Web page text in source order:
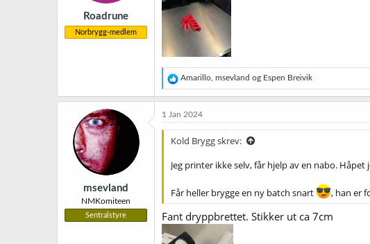
r
:
Roadrune
Norbrygg-medlem
R
e
a
j
o
e
Amarillo msevland og Espen Breivik
msevland
NMKomiteen
Sentralstyre
1 Jan 2024
Kold Brygg skrev:
Jeg printer ikke selv, får hjelp av en nabo.
Får heller brygge en ny batch snart , han er
Fant dryppbrettet. Stikker ut ca 7cm